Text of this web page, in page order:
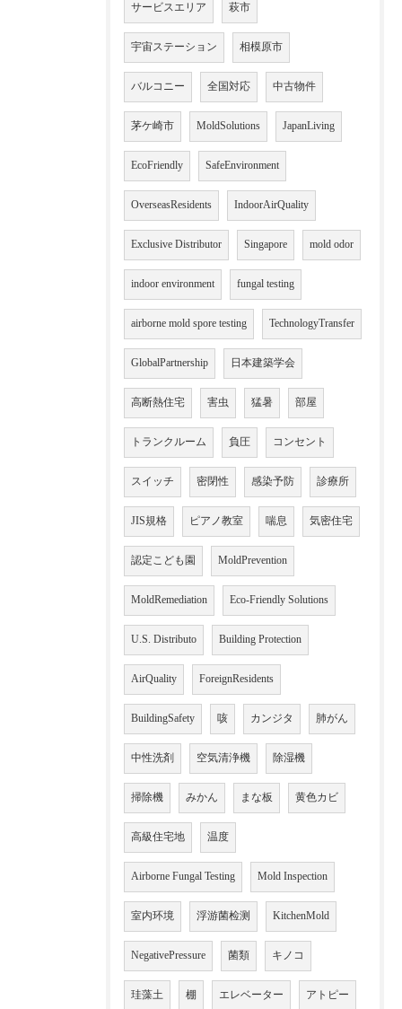
サービスエリア 萩市
宇宙ステーション 相模原市
バルコニー 全国対応 中古物件
茅ケ崎市 MoldSolutions JapanLiving
EcoFriendly SafeEnvironment
OverseasResidents IndoorAirQuality
Exclusive Distributor Singapore mold odor
indoor environment fungal testing
airborne mold spore testing TechnologyTransfer
GlobalPartnership 日本建築学会
高断熱住宅 害虫 猛暑 部屋
トランクルーム 負圧 コンセント
スイッチ 密閉性 感染予防 診療所
JIS規格 ピアノ教室 喘息 気密住宅
認定こども園 MoldPrevention
MoldRemediation Eco-Friendly Solutions
U.S. Distributo Building Protection
AirQuality ForeignResidents
BuildingSafety 咳 カンジタ 肺がん
中性洗剤 空気清浄機 除湿機
掃除機 みかん まな板 黄色カビ
高級住宅地 温度
Airborne Fungal Testing Mold Inspection
室内环境 浮游菌检测 KitchenMold
NegativePressure 菌類 キノコ
珪藻土 棚 エレベーター アトピー